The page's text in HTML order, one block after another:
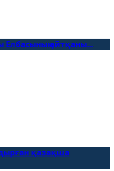
Елбасының айтқаны...
қазақша